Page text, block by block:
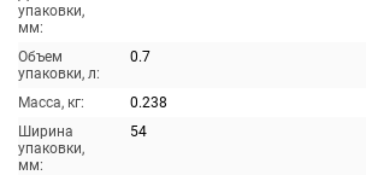
упаковки,
мм:
Объем
упаковки, л:
0.7
Масса, кг:
0.238
Ширина
упаковки,
мм:
54